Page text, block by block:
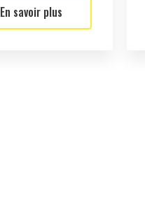
En savoir plus